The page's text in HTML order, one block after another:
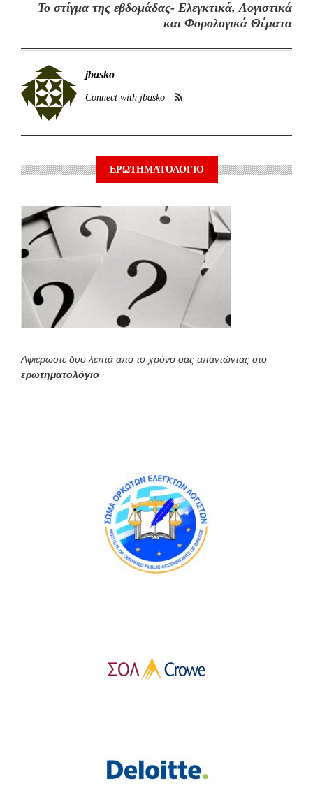
To στίγμα της εβδομάδας- Ελεγκτικά, Λογιστικά
και Φορολογικά Θέματα
jbasko
Connect with jbasko
ΕΡΩΤΗΜΑΤΟΛΟΓΙΟ
Αφιερώστε δύο λεπτά από το χρόνο σας απαντώντας στο
ερωτηματολόγιο